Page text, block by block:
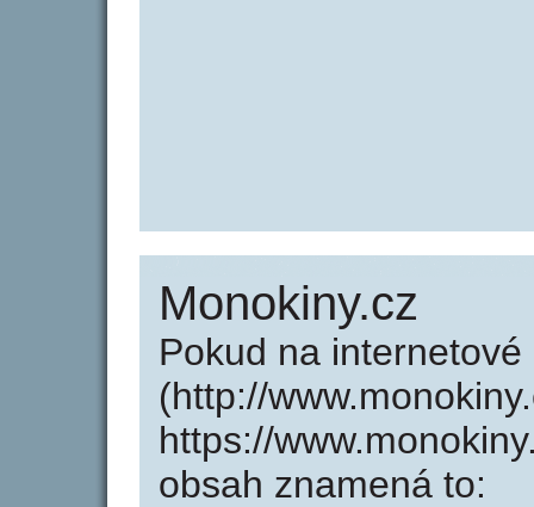
Monokiny.cz
Pokud na
(http://
https://
obsah znamená to: